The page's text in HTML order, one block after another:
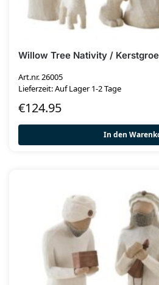
Willow Tree Nativity /
Art.nr. 26005
Lieferzeit: Auf Lager 1-2 Tage
€124.95
In den